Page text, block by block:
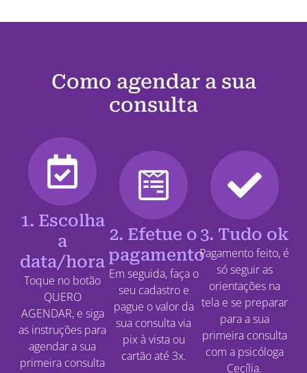
Como agendar a sua
consulta
1. Escolha
a
data/hora
Toque no botão
QUERO
AGENDAR, e siga
as instruções para
agendar a sua
primeira consulta
2. Efetue o
pagamento
Em seguida, faça o
seu cadastro e
pague o valor da
sua consulta via
pix à vista ou
cartão até 3x.
3. Tudo ok
Pagamento feito, é
só seguir as
orientações na
tela e se preparar
para a sua
primeira consulta
com a psicóloga
Cecília.